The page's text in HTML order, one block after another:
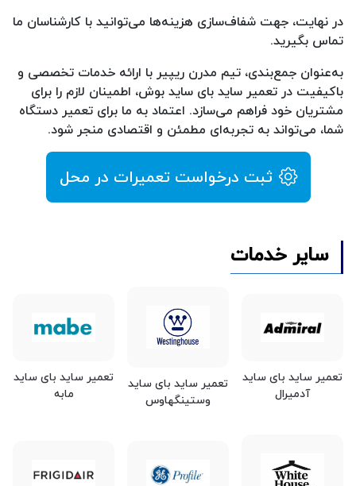
در نهایت، جهت شفاف‌سازی هزینه‌ها می‌توانید با کارشناسان ما
تماس بگیرید.
به‌عنوان جمع‌بندی، تیم مدرن ریپیر با ارائه خدمات تخصصی و
باکیفیت در تعمیر ساید بای ساید بوش، اطمینان لازم را برای
مشتریان خود فراهم می‌سازد. اعتماد به ما برای تعمیر دستگاه
شما، می‌تواند به تجربه‌ای مطمئن و اقتصادی منجر شود.
ثبت درخواست تعمیرات در محل
سایر خدمات
تعمیر ساید بای ساید
آدمیرال
تعمیر ساید بای ساید
وستینگهاوس
تعمیر ساید بای ساید
مابه